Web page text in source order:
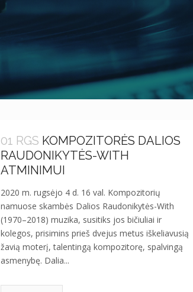
01 RGS KOMPOZITORĖS DALIOS
RAUDONIKYTĖS-WITH
ATMINIMUI
2020 m. rugsėjo 4 d. 16 val. Kompozitorių
namuose skambės Dalios Raudonikytės-With
(1970–2018) muzika, susitiks jos bičiuliai ir
kolegos, prisimins prieš dvejus metus iškeliavusią
žavią moterį, talentingą kompozitorę, spalvingą
asmenybę. Dalia...